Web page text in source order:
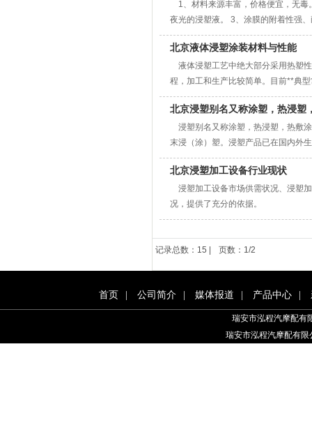
1、材料来源丰富，价格便宜，无毒
夜光的浸塑液。 3、涂膜的附着性强
北京液体浸塑涂装材料与性能
液体浸塑工艺中绝大部分采用热塑
程，加工和生产比较简单。目前**典
北京浸塑别名又称涂塑，热浸塑
浸塑别名又称涂塑，热浸塑，热敷
末浸（涂）塑。浸塑产品已在国内外
北京浸塑加工设备行业现状
浸塑加工设备市场供需状况、浸塑
况，提供了充分的依据。
记录总数：15 | 页数：1/2
首页 公司简介 媒体报道 产品中心
瑞安市泓程汽摩配有
瑞安市泓程汽摩配有